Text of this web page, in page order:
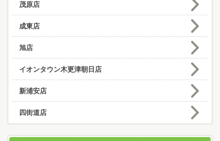
茂原店
成東店
旭店
イオンタウン木更津朝日店
新浦安店
四街道店